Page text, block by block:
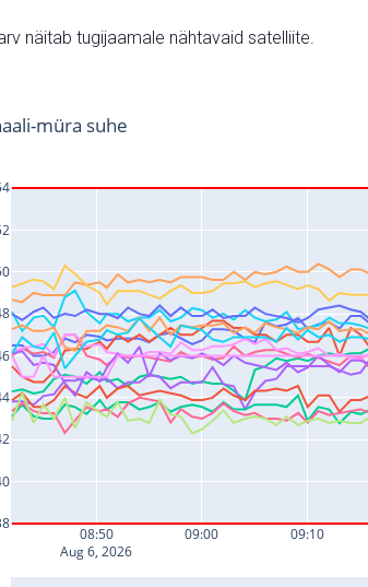
näitab tugijaamale nähtavaid satelliite.